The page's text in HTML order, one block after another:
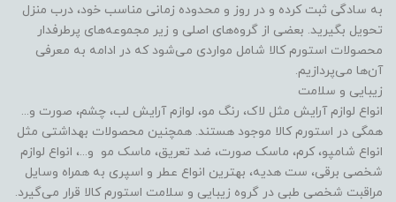
به سادگی ثبت کرده و در روز و محدوده زمانی مناسب خود، درب منزل
تحویل بگیرید. بعضی از گروه‌های اصلی و زیر مجموعه‌های پرطرفدار
محصولات استورم کالا شامل مواردی می‌شود که در ادامه به معرفی
آن‌ها می‌پردازیم.
زیبایی و سلامت
انواع لوازم آرایش مثل لاک، رنگ مو، لوازم آرایش لب، چشم، صورت و...
همگی در استورم کالا موجود هستند. همچنین محصولات بهداشتی مثل
انواع شامپو، کرم، ماسک صورت، ضد تعریق، ماسک مو و...، انواع لوازم
شخصی برقی، ست هدیه، بهترین انواع عطر و اسپری به همراه وسایل
مراقبت شخصی طبی در گروه زیبایی و سلامت استورم کالا قرار می‌گیرد.